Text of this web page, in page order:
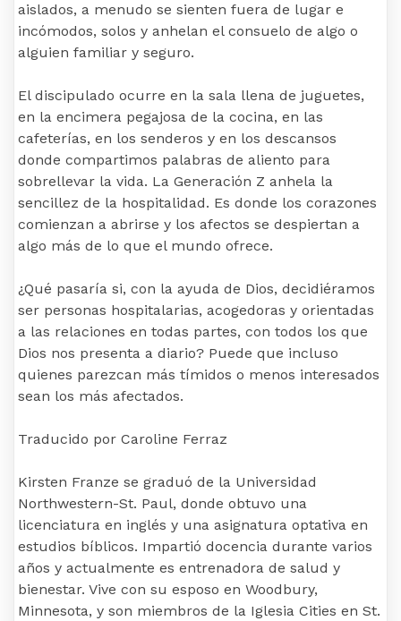
aislados, a menudo se sienten fuera de lugar e
incómodos, solos y anhelan el consuelo de algo o
alguien familiar y seguro.
El discipulado ocurre en la sala llena de juguetes,
en la encimera pegajosa de la cocina, en las
cafeterías, en los senderos y en los descansos
donde compartimos palabras de aliento para
sobrellevar la vida. La Generación Z anhela la
sencillez de la hospitalidad. Es donde los corazones
comienzan a abrirse y los afectos se despiertan a
algo más de lo que el mundo ofrece.
¿Qué pasaría si, con la ayuda de Dios, decidiéramos
ser personas hospitalarias, acogedoras y orientadas
a las relaciones en todas partes, con todos los que
Dios nos presenta a diario? Puede que incluso
quienes parezcan más tímidos o menos interesados
​​sean los más afectados.
Traducido por Caroline Ferraz
Kirsten Franze se graduó de la Universidad
Northwestern-St. Paul, donde obtuvo una
licenciatura en inglés y una asignatura optativa en
estudios bíblicos. Impartió docencia durante varios
años y actualmente es entrenadora de salud y
bienestar. Vive con su esposo en Woodbury,
Minnesota, y son miembros de la Iglesia Cities en St.